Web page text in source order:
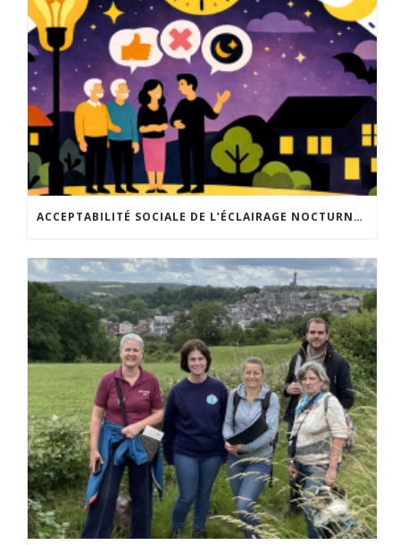
ACCEPTABILITÉ SOCIALE DE L’ÉCLAIRAGE NOCTURNE : LE REPLAY EST DISPONIBLE